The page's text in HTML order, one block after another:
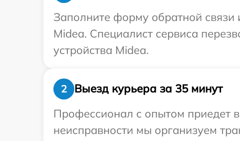
Заполните форму обратной связи
Midea. Специалист сервиса
устройства Midea.
2
Выезд курьера за 35 минут
Профессионал с опытом приедет
неисправности мы организуем